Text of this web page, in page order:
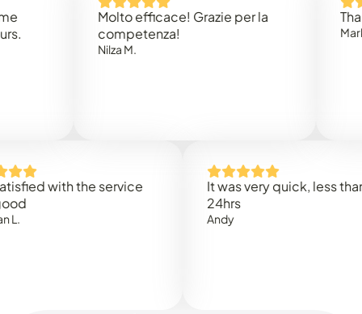
Molto efficace! Grazie per la
competenza!
Thank
with the service
It was very quick, less than